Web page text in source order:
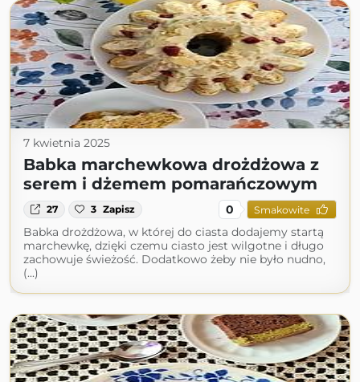
7 kwietnia 2025
Babka marchewkowa drożdżowa z
serem i dżemem pomarańczowym
27 3 Zapisz 0 Smakowite
Babka drożdżowa, w której do ciasta dodajemy startą
marchewkę, dzięki czemu ciasto jest wilgotne i długo
zachowuje świeżość. Dodatkowo żeby nie było nudno,
(...)